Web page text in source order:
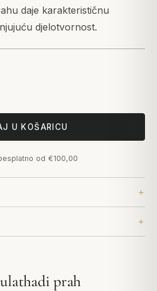
daje karakterističnu
djelotvornost.
U KOŠARICU
od €100,00
prah